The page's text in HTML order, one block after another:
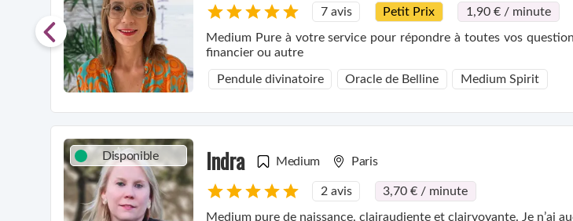
7 avis Petit Prix 1,90 € / minute
Medium Pure à votre service pour répondre à toutes vos
financier ou autre
Pendule divinatoire Oracle de Belline Medium Spirit
Disponible Indra Medium Paris
2 avis 3,70 € / minute
Medium pure de naissance, clairaudiente et clairvoyante. Je n’ai